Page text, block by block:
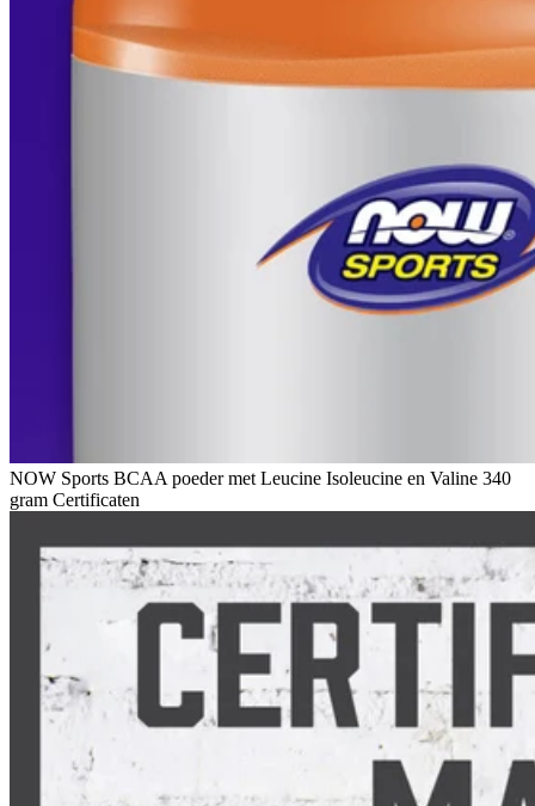
NOW Sports BCAA poeder met Leucine Isoleucine en Valine 340
gram Certificaten